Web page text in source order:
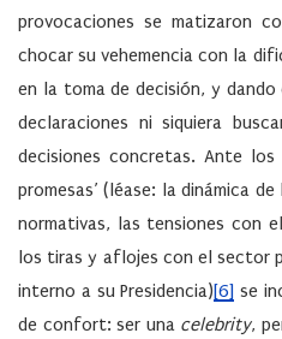
provocaciones se matizaron
chocar su vehemencia con la
en la toma de decisión, y dando
declaraciones ni siquiera
decisiones concretas. Ante los
promesas’ (léase: la dinámica
normativas, las tensiones con
los tiras y aflojes con el sector
interno a su Presidencia)[6] se
de confort: ser una celebrity,